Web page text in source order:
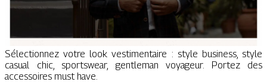
Sélectionnez votre look vestimentaire : style business, style
casual chic, sportswear, gentleman voyageur. Portez des
accessoires must have.